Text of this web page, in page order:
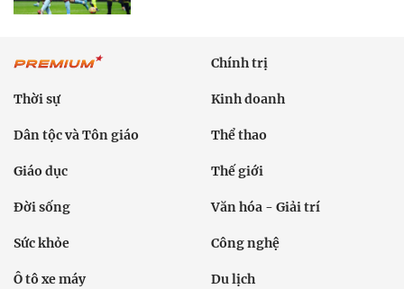
Chính trị
Thời sự Kinh doanh
Dân tộc và Tôn giáo Thể thao
Giáo dục Thế giới
Đời sống Văn hóa - Giải trí
Sức khỏe Công nghệ
Ô tô xe máy Du lịch